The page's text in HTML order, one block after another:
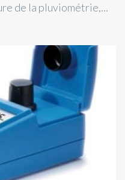
de la pluviométrie,...